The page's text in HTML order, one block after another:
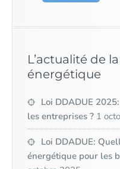
L’actualité de
énergétique
Loi DDADUE
les entreprises ? 1
Loi DDADUE:
énergétique pour les